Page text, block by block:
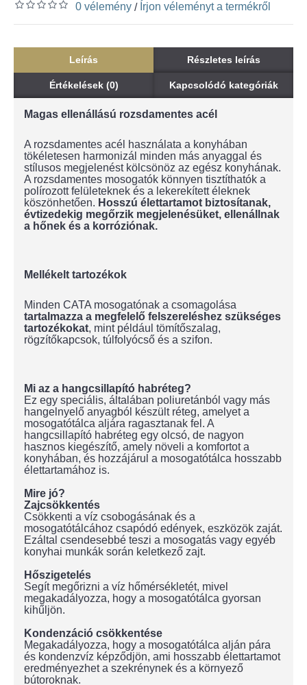
0 vélemény / Írjon véleményt a termékről
Leírás Részletes leírás
Értékelések (0) Kapcsolódó kategóriák
Magas ellenállású rozsdamentes acél
A rozsdamentes acél használata a konyhában
tökéletesen harmonizál minden más anyaggal és
stílusos megjelenést kölcsönöz az egész konyhának.
A rozsdamentes mosogatók könnyen tisztíthatók a
polírozott felületeknek és a lekerekített éleknek
köszönhetően. Hosszú élettartamot biztosítanak,
évtizedekig megőrzik megjelenésüket, ellenállnak
a hőnek és a korróziónak.
Mellékelt tartozékok
Minden CATA mosogatónak a csomagolása
tartalmazza a megfelelő felszereléshez szükséges
tartozékokat, mint például tömítőszalag,
rögzítőkapcsok, túlfolyócső és a szifon.
Mi az a hangcsillapító habréteg?
Ez egy speciális, általában poliuretánból vagy más
hangelnyelő anyagból készült réteg, amelyet a
mosogatótálca aljára ragasztanak fel. A
hangcsillapító habréteg egy olcsó, de nagyon
hasznos kiegészítő, amely növeli a komfortot a
konyhában, és hozzájárul a mosogatótálca hosszabb
élettartamához is.
Mire jó?
Zajcsökkentés
Csökkenti a víz csobogásának és a
mosogatótálcához csapódó edények, eszközök zaját.
Ezáltal csendesebbé teszi a mosogatás vagy egyéb
konyhai munkák során keletkező zajt.
Hőszigetelés
Segít megőrizni a víz hőmérsékletét, mivel
megakadályozza, hogy a mosogatótálca gyorsan
kihűljön.
Kondenzáció csökkentése
Megakadályozza, hogy a mosogatótálca alján pára
és kondenzvíz képződjön, ami hosszabb élettartamot
eredményezhet a szekrénynek és a környező
bútoroknak.